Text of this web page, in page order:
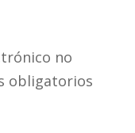
no
obligatorios